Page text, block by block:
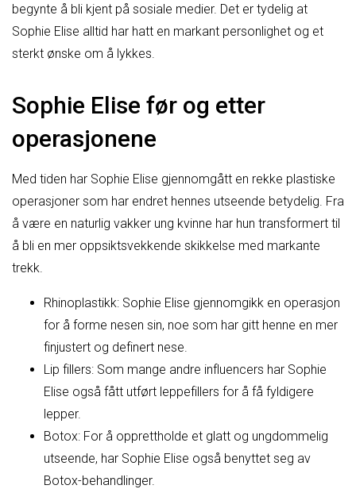
begynte å bli kjent på sosiale medier. Det er tydelig at
Sophie Elise alltid har hatt en markant personlighet og et
sterkt ønske om å lykkes.
Sophie Elise før og etter
operasjonene
Med tiden har Sophie Elise gjennomgått en rekke plastiske
operasjoner som har endret hennes utseende betydelig. Fra
å være en naturlig vakker ung kvinne har hun transformert til
å bli en mer oppsiktsvekkende skikkelse med markante
trekk.
Rhinoplastikk: Sophie Elise gjennomgikk en operasjon
for å forme nesen sin, noe som har gitt henne en mer
finjustert og definert nese.
Lip fillers: Som mange andre influencers har Sophie
Elise også fått utført leppefillers for å få fyldigere
lepper.
Botox: For å opprettholde et glatt og ungdommelig
utseende, har Sophie Elise også benyttet seg av
Botox-behandlinger.